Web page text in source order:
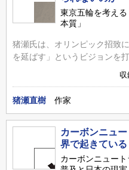
東京五輪を考え
本質」
猪瀬氏は、オリンピック招致
を延ばす」というビジョンを
猪瀬直樹 作家
カーボンニュ
界で起きている
カーボンニュー